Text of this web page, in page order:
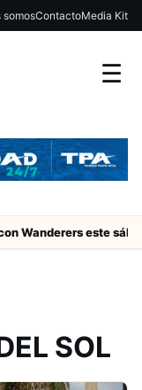
somosContactoMedia Kit
☰
este sábado a
SOL